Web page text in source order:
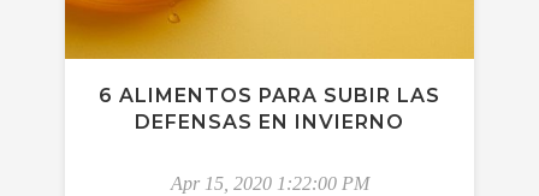
6 ALIMENTOS PARA SUBIR LAS
DEFENSAS EN INVIERNO
Apr 15, 2020 1:22:00 PM